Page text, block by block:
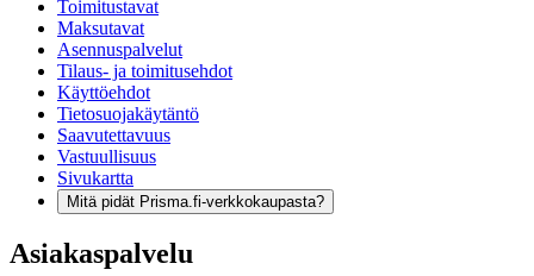
Toimitustavat
Maksutavat
Asennuspalvelut
Tilaus- ja toimitusehdot
Käyttöehdot
Tietosuojakäytäntö
Saavutettavuus
Vastuullisuus
Sivukartta
Mitä pidät Prisma.fi-verkkokaupasta?
Asiakaspalvelu